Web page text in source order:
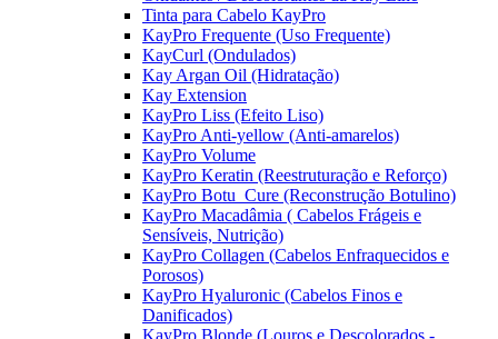
Tinta para Cabelo KayPro
KayPro Frequente (Uso Frequente)
KayCurl (Ondulados)
Kay Argan Oil (Hidratação)
Kay Extension
KayPro Liss (Efeito Liso)
KayPro Anti-yellow (Anti-amarelos)
KayPro Volume
KayPro Keratin (Reestruturação e Reforço)
KayPro Botu_Cure (Reconstrução Botulino)
KayPro Macadâmia ( Cabelos Frágeis e
Sensíveis, Nutrição)
KayPro Collagen (Cabelos Enfraquecidos e
Porosos)
KayPro Hyaluronic (Cabelos Finos e
Danificados)
KayPro Blonde (Louros e Descolorados -